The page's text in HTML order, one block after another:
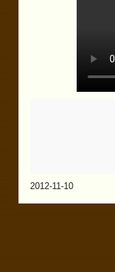
2012-11-10